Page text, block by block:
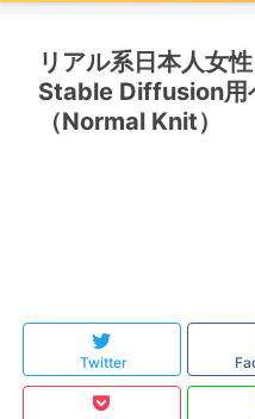
リアル系日本人女
Stable Diffusion用
（Normal Knit）
Twitter